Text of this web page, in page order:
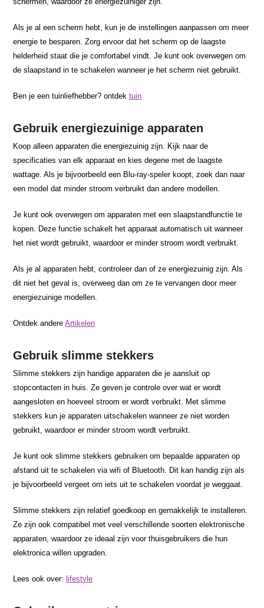
Als je al een scherm hebt, kun je de instellingen aanpassen om meer
energie te besparen. Zorg ervoor dat het scherm op de laagste
helderheid staat die je comfortabel vindt. Je kunt ook overwegen om
de slaapstand in te schakelen wanneer je het scherm niet gebruikt.
Ben je een tuinliefhebber? ontdektuin
Gebruik energiezuinige apparaten
Koop alleen apparaten die energiezuinig zijn. Kijk naar de
specificaties van elk apparaat en kies degene met de laagste
wattage. Als je bijvoorbeeld een Blu-ray-speler koopt, zoek dan naar
een model dat minder stroom verbruikt dan andere modellen.
Je kunt ook overwegen om apparaten met een slaapstandfunctie te
kopen. Deze functie schakelt het apparaat automatisch uit wanneer
het niet wordt gebruikt, waardoor er minder stroom wordt verbruikt.
Als je al apparaten hebt, controleer dan of ze energiezuinig zijn. Als
dit niet het geval is, overweeg dan om ze te vervangen door meer
energiezuinige modellen.
Ontdek andereArtikelen
Gebruik slimme stekkers
Slimme stekkers zijn handige apparaten die je aansluit op
stopcontacten in huis. Ze geven je controle over wat er wordt
aangesloten en hoeveel stroom er wordt verbruikt. Met slimme
stekkers kun je apparaten uitschakelen wanneer ze niet worden
gebruikt, waardoor er minder stroom wordt verbruikt.
Je kunt ook slimme stekkers gebruiken om bepaalde apparaten op
afstand uit te schakelen via wifi of Bluetooth. Dit kan handig zijn als
je bijvoorbeeld vergeet om iets uit te schakelen voordat je weggaat.
Slimme stekkers zijn relatief goedkoop en gemakkelijk te installeren.
Ze zijn ook compatibel met veel verschillende soorten elektronische
apparaten, waardoor ze ideaal zijn voor thuisgebruikers die hun
elektronica willen upgraden.
Lees ook over: lifestyle